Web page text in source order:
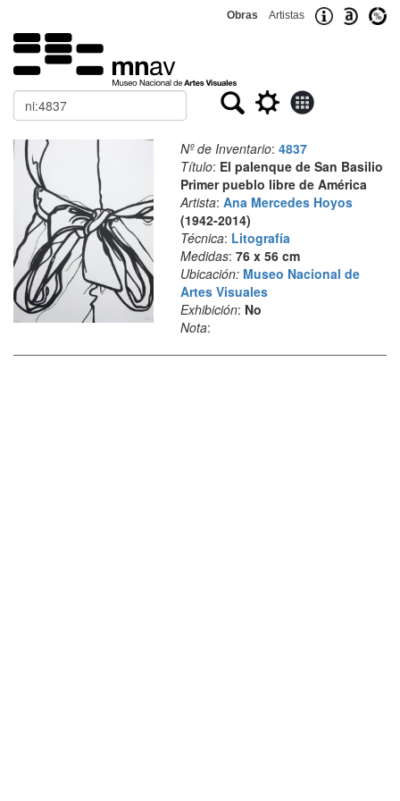
Obras Artistas
Buscar
Nº de Inventario: 4837
Título: El palenque de San Basilio
Primer pueblo libre de América
Artista: Ana Mercedes Hoyos
(1942-2014)
Técnica: Litografía
Medidas: 76 x 56 cm
Ubicación: Museo Nacional de
Artes Visuales
Exhibición: No
Nota: